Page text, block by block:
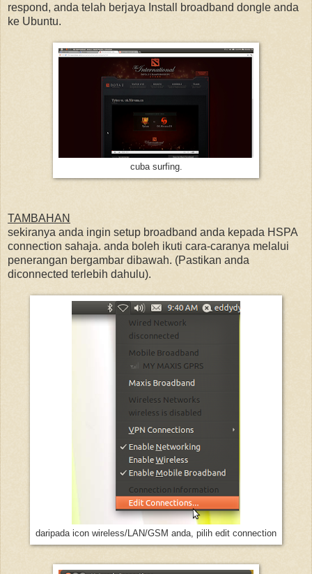
respond, anda telah berjaya Install broadband dongle anda
ke Ubuntu.
cuba surfing.
TAMBAHAN
sekiranya anda ingin setup broadband anda kepada HSPA
connection sahaja. anda boleh ikuti cara-caranya melalui
penerangan bergambar dibawah. (Pastikan anda
diconnected terlebih dahulu).
daripada icon wireless/LAN/GSM anda, pilih edit connection